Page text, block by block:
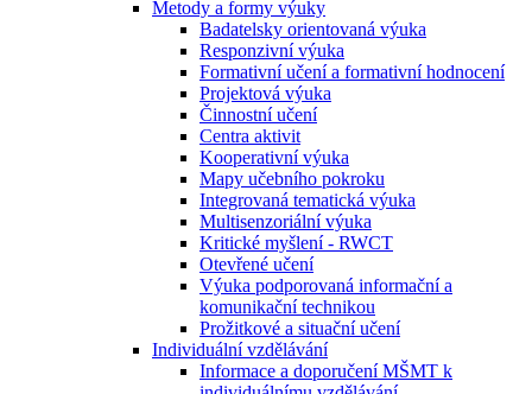
Metody a formy výuky
Badatelsky orientovaná výuka
Responzivní výuka
Formativní učení a formativní hodnocení
Projektová výuka
Činnostní učení
Centra aktivit
Kooperativní výuka
Mapy učebního pokroku
Integrovaná tematická výuka
Multisenzoriální výuka
Kritické myšlení - RWCT
Otevřené učení
Výuka podporovaná informační a
komunikační technikou
Prožitkové a situační učení
Individuální vzdělávání
Informace a doporučení MŠMT k